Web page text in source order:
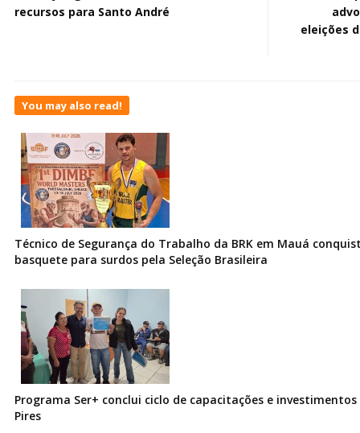
recursos para Santo André
eleições
You may also read!
Técnico de Segurança do Trabalho da BRK em Mauá
basquete para surdos pela Seleção Brasileira
Programa Ser+ conclui ciclo de capacitações e
Pires